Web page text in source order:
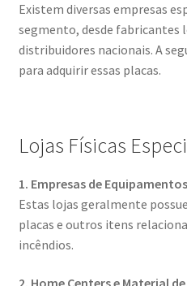
Existem diversas empresas
segmento, desde fabricantes
distribuidores nacionais. A
para adquirir essas placas.
Lojas Físicas
1. Empresas de
Estas lojas geralmente
placas e outros itens
incêndios.